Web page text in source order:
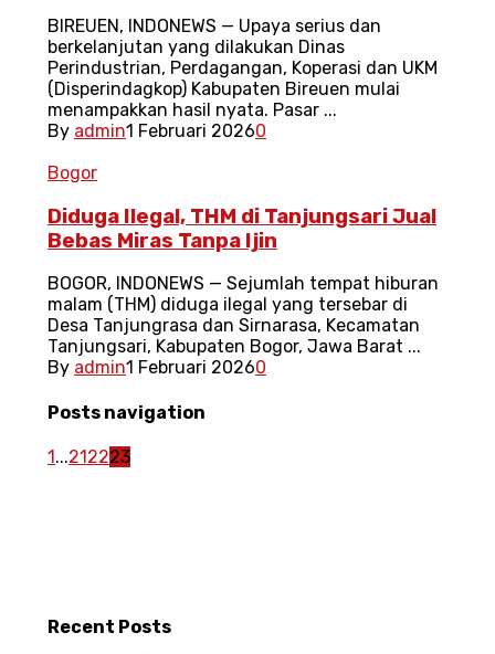
BIREUEN, INDONEWS — Upaya serius dan
berkelanjutan yang dilakukan Dinas
Perindustrian, Perdagangan, Koperasi dan UKM
(Disperindagkop) Kabupaten Bireuen mulai
menampakkan hasil nyata. Pasar ...
By admin1 Februari 20260
Bogor
Diduga Ilegal, THM di Tanjungsari Jual
Bebas Miras Tanpa Ijin
BOGOR, INDONEWS — Sejumlah tempat hiburan
malam (THM) diduga ilegal yang tersebar di
Desa Tanjungrasa dan Sirnarasa, Kecamatan
Tanjungsari, Kabupaten Bogor, Jawa Barat ...
By admin1 Februari 20260
Posts navigation
1...212223
Recent Posts